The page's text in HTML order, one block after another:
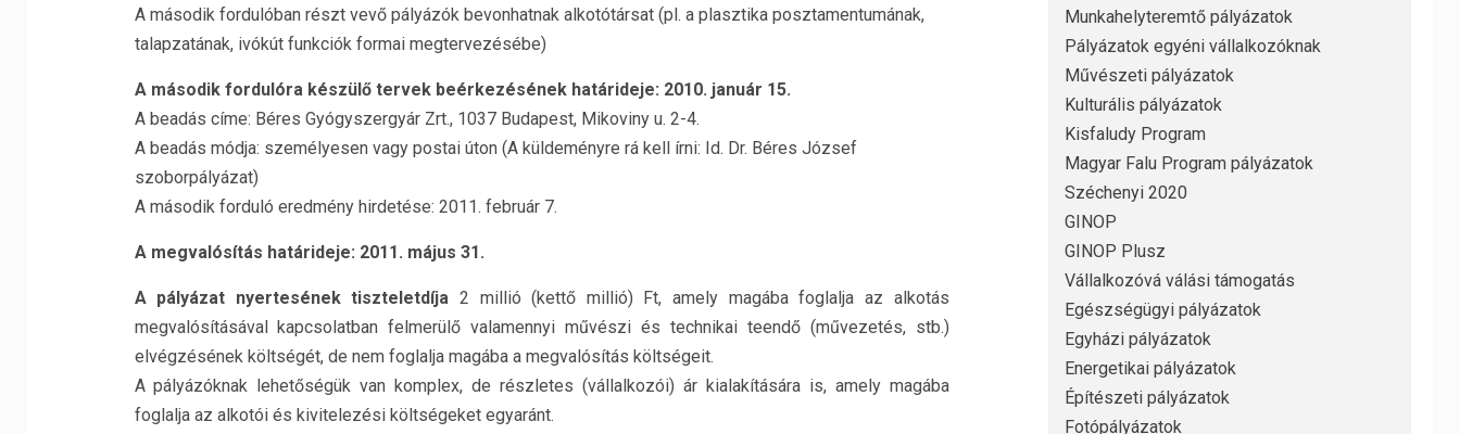
A második fordulóban részt vevő pályázók bevonhatnak alkotótársat (pl. a plasztika posztamentumának,
talapzatának, ivókút funkciók formai megtervezésébe)
A második fordulóra készülő tervek beérkezésének határideje: 2010. január 15.
A beadás címe: Béres Gyógyszergyár Zrt., 1037 Budapest, Mikoviny u. 2-4.
A beadás módja: személyesen vagy postai úton (A küldeményre rá kell írni: Id. Dr. Béres József
szoborpályázat)
A második forduló eredmény hirdetése: 2011. február 7.
A megvalósítás határideje: 2011. május 31.
A pályázat nyertesének tiszteletdíja 2 millió (kettő millió) Ft, amely magába foglalja az alkotás
megvalósításával kapcsolatban felmerülő valamennyi művészi és technikai teendő (művezetés, stb.)
elvégzésének költségét, de nem foglalja magába a megvalósítás költségeit.
A pályázóknak lehetőségük van komplex, de részletes (vállalkozói) ár kialakítására is, amely magába
foglalja az alkotói és kivitelezési költségeket egyaránt.
Munkahelyteremtő pályázatok
Pályázatok egyéni vállalkozóknak
Művészeti pályázatok
Kulturális pályázatok
Kisfaludy Program
Magyar Falu Program pályázatok
Széchenyi 2020
GINOP
GINOP Plusz
Vállalkozóvá válási támogatás
Egészségügyi pályázatok
Egyházi pályázatok
Energetikai pályázatok
Építészeti pályázatok
Fotópályázatok